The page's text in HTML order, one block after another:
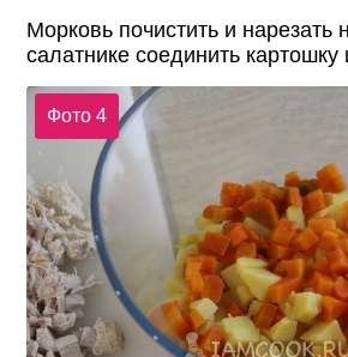
Морковь почистить и нарезать
салатнике соединить картошку
Фото 4